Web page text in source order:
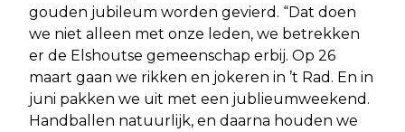
gouden jubileum worden gevierd. “Dat doen
we niet alleen met onze leden, we betrekken
er de Elshoutse gemeenschap erbij. Op 26
maart gaan we rikken en jokeren in ’t Rad. En in
juni pakken we uit met een jublieumweekend.
Handballen natuurlijk, en daarna houden we